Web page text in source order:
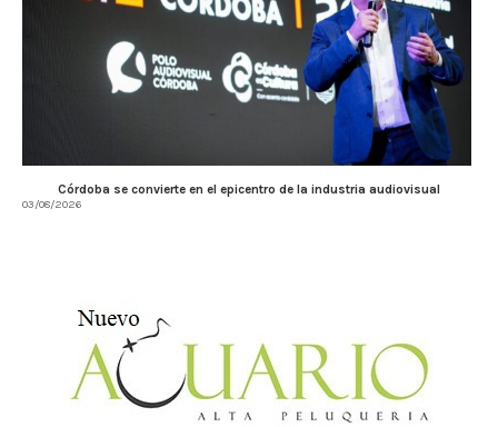
Córdoba se convierte en el epicentro de la industria audiovisual
03/08/2026